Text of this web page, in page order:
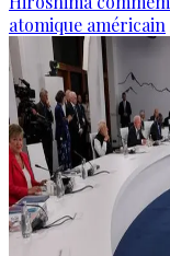
atomique américain